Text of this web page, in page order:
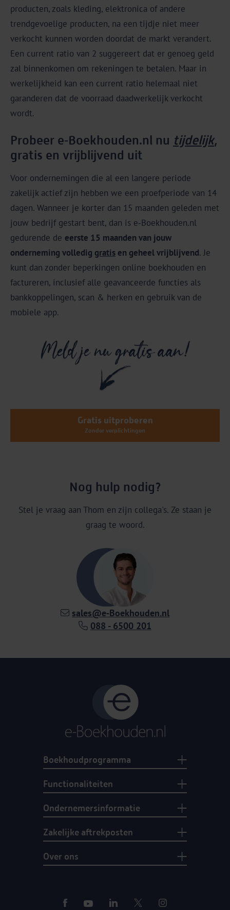
producten, zoals kleding, elektronica of andere
trendgevoelige producten, na een tijdje niet meer
verkocht kunnen worden doordat de markt verandert.
Een current ratio van 2 suggereert dat er genoeg geld
zal binnenkomen om rekeningen te betalen. Maar in
werkelijkheid kan een current ratio helemaal niet
garanderen dat de voorraad daadwerkelijk verkocht
wordt.
Probeer e‑Boekhouden.nl nu tijdelijk,
gratis en vrijblijvend uit
Voor ondernemingen die al een langere periode
zakelijk actief zijn hebben we een proefperiode van 14
dagen. Wanneer je korter dan 15 maanden geleden met
jouw bedrijf gestart bent, dan is e‑Boekhouden.nl
gedurende de eerste 15 maanden van jouw
onderneming volledig gratis en geheel vrijblijvend. Je
kunt dan zonder beperkingen online boekhouden en
factureren, inclusief alle geavanceerde functies als
bankkoppelingen, scan & herken en gebruik van de
mobiele app.
Gratis uitproberen
Zonder verplichtingen
Nog hulp nodig?
Stel je vraag aan Thom en zijn collega's. Ze staan je
graag te woord.
sales@e‑Boekhouden.nl
088 - 6500 201
Boekhoudprogramma
Functionaliteiten
Ondernemersinformatie
Zakelijke aftrekposten
Over ons